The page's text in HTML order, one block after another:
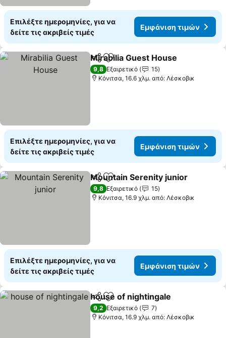
Επιλέξτε ημερομηνίες, για να
δείτε τις ακριβείς τιμές
Εμφάνιση τιμών
Κοινοποίηση
Προσθήκη στα αγαπημένα
Mirabilia Guest House
9,8 Εξαιρετικό
15
Κόνιτσα, 16.6 χλμ. από: Λέσκοβικ
Επιλέξτε ημερομηνίες, για να
δείτε τις ακριβείς τιμές
Εμφάνιση τιμών
Κοινοποίηση
Προσθήκη στα αγαπημένα
Mountain Serenity junior
9,8 Εξαιρετικό
15
Κόνιτσα, 16.9 χλμ. από: Λέσκοβικ
Επιλέξτε ημερομηνίες, για να
δείτε τις ακριβείς τιμές
Εμφάνιση τιμών
Κοινοποίηση
Προσθήκη στα αγαπημένα
house of nightingale
9,2 Εξαιρετικό
7
Κόνιτσα, 16.9 χλμ. από: Λέσκοβικ